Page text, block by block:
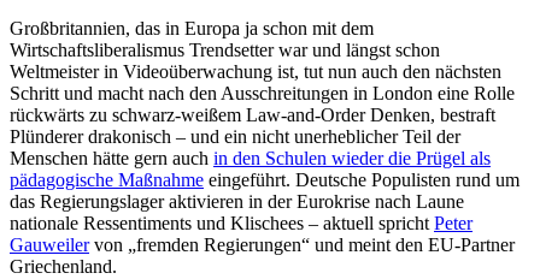
Großbritannien, das in Europa ja schon mit dem
Wirtschaftsliberalismus Trendsetter war und längst schon
Weltmeister in Videoüberwachung ist, tut nun auch den nächsten
Schritt und macht nach den Ausschreitungen in London eine Rolle
rückwärts zu schwarz-weißem Law-and-Order Denken, bestraft
Plünderer drakonisch – und ein nicht unerheblicher Teil der
Menschen hätte gern auch in den Schulen wieder die Prügel als
pädagogische Maßnahme eingeführt. Deutsche Populisten rund um
das Regierungslager aktivieren in der Eurokrise nach Laune
nationale Ressentiments und Klischees – aktuell spricht Peter
Gauweilervon „fremden Regierungen“ und meint den EU-Partner
Griechenland.